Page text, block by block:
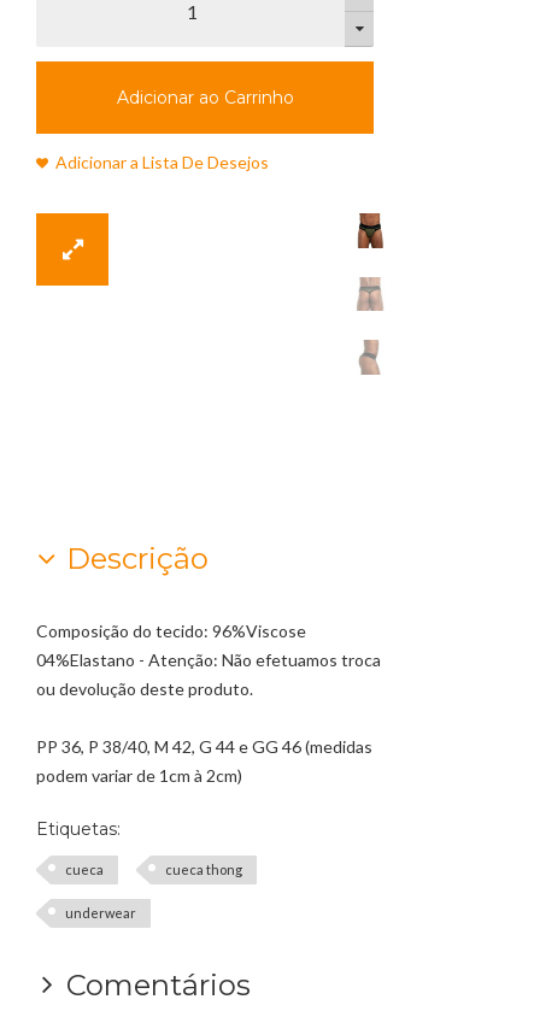
Adicionar ao Carrinho
Adicionar a Lista De Desejos
Descrição
Composição do tecido: 96%Viscose
04%Elastano - Atenção: Não efetuamos troca
ou devolução deste produto.
PP 36, P 38/40, M 42, G 44 e GG 46 (medidas
podem variar de 1cm à 2cm)
Etiquetas:
cueca cueca thong
underwear
Comentários